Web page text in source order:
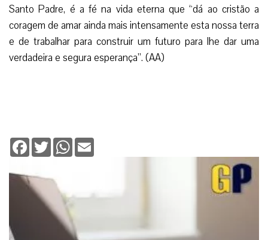
Santo Padre, é a fé na vida eterna que “dá ao cristão a
coragem de amar ainda mais intensamente esta nossa terra
e de trabalhar para construir um futuro para lhe dar uma
verdadeira e segura esperança”. (AA)
Facebook
TwitterWhatsApp